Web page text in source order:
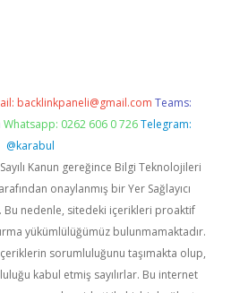
backlinkpaneli@gmail.com Teams:
Whatsapp: 0262 606 0 726 Telegram:
@karabul
Kanun gereğince Bilgi Teknolojileri
onaylanmış bir Yer Sağlayıcı
nedenle, sitedeki içerikleri proaktif
yükümlülüğümüz bulunmamaktadır.
sorumluluğunu taşımakta olup,
kabul etmiş sayılırlar. Bu internet